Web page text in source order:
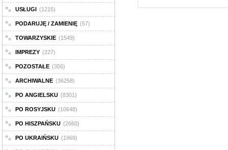
USŁUGI (1215)
PODARUJĘ / ZAMIENIĘ (57)
TOWARZYSKIE (1549)
IMPREZY (227)
POZOSTAŁE (356)
ARCHIWALNE (36258)
PO ANGIELSKU (8301)
PO ROSYJSKU (10648)
PO HISZPAŃSKU (2660)
PO UKRAIŃSKU (1969)